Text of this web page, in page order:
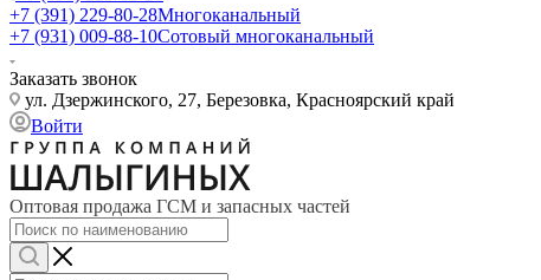
+7 (391) 229-80-28Многоканальный
+7 (931) 009-88-10Сотовый многоканальный
Заказать звонок
ул. Дзержинского, 27, Березовка, Красноярский край
Войти
Оптовая продажа ГСМ и запасных частей